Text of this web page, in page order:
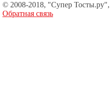
© 2008-2018, "Супер Тосты.ру",
Обратная связь